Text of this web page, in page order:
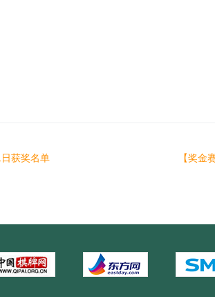
日获奖名单 【奖金